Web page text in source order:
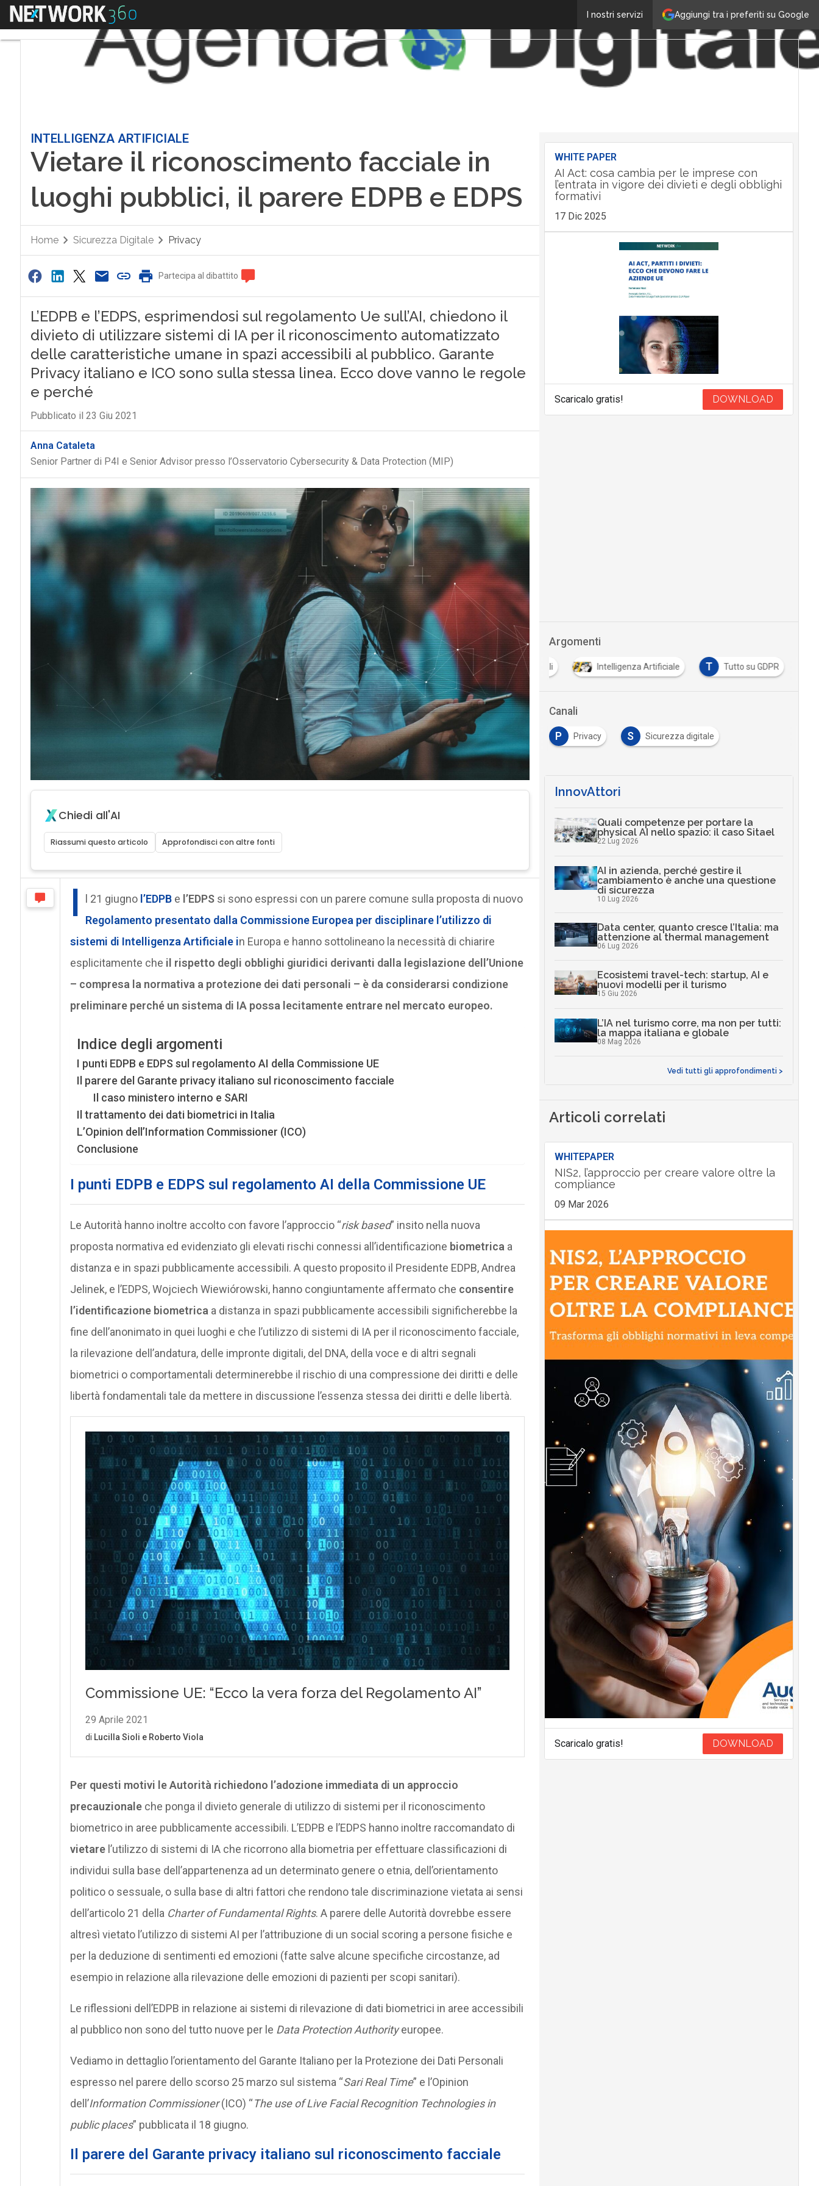
Aggiungi tra i preferiti su Google
I nostri servizi
Menu
INTELLIGENZA ARTIFICIALE
Vietare il riconoscimento facciale in
luoghi pubblici, il parere EDPB e EDPS
Home Sicurezza Digitale Privacy
Partecipa al dibattito
L’EDPB e l’EDPS, esprimendosi sul regolamento Ue sull’AI, chiedono il
divieto di utilizzare sistemi di IA per il riconoscimento automatizzato
delle caratteristiche umane in spazi accessibili al pubblico. Garante
Privacy italiano e ICO sono sulla stessa linea. Ecco dove vanno le regole
e perché
Pubblicato il 23 Giu 2021
Anna Cataleta
Senior Partner di P4I e Senior Advisor presso l’Osservatorio Cybersecurity & Data Protection (MIP)
Chiedi all'AI
Riassumi questo articolo Approfondisci con altre fonti
I l 21 giugno l’EDPBe l’EDPSsi sono espressi con un parere comune sulla proposta di nuovo
Regolamento presentato dalla Commissione Europea per disciplinare l’utilizzo di
sistemi di Intelligenza Artificiale in Europa e hanno sottolineano la necessità di chiarire
esplicitamente che il rispetto degli obblighi giuridici derivanti dalla legislazione dell’Unione
– compresa la normativa a protezione dei dati personali – è da considerarsi condizione
preliminare perché un sistema di IA possa lecitamente entrare nel mercato europeo.
Indice degli argomenti
I punti EDPB e EDPS sul regolamento AI della Commissione UE
Il parere del Garante privacy italiano sul riconoscimento facciale
Il caso ministero interno e SARI
Il trattamento dei dati biometrici in Italia
L’Opinion dell’Information Commissioner (ICO)
Conclusione
I punti EDPB e EDPS sul regolamento AI della Commissione UE
Le Autorità hanno inoltre accolto con favore l’approccio “risk based” insito nella nuova
proposta normativa ed evidenziato gli elevati rischi connessi all’identificazione biometrica a
distanza e in spazi pubblicamente accessibili. A questo proposito il Presidente EDPB, Andrea
Jelinek, e l’EDPS, Wojciech Wiewiórowski, hanno congiuntamente affermato che consentire
l’identificazione biometrica a distanza in spazi pubblicamente accessibili significherebbe la
fine dell’anonimato in quei luoghi e che l’utilizzo di sistemi di IA per il riconoscimento facciale,
la rilevazione dell’andatura, delle impronte digitali, del DNA, della voce e di altri segnali
biometrici o comportamentali determinerebbe il rischio di una compressione dei diritti e delle
libertà fondamentali tale da mettere in discussione l’essenza stessa dei diritti e delle libertà.
Per questi motivi le Autorità richiedono l’adozione immediata di un approccio
precauzionaleche ponga il divieto generale di utilizzo di sistemi per il riconoscimento
biometrico in aree pubblicamente accessibili. L’EDPB e l’EDPS hanno inoltre raccomandato di
vietarel’utilizzo di sistemi di IA che ricorrono alla biometria per effettuare classificazioni di
individui sulla base dell’appartenenza ad un determinato genere o etnia, dell’orientamento
politico o sessuale, o sulla base di altri fattori che rendono tale discriminazione vietata ai sensi
dell’articolo 21 della Charter of Fundamental Rights. A parere delle Autorità dovrebbe essere
altresì vietato l’utilizzo di sistemi AI per l’attribuzione di un social scoring a persone fisiche e
per la deduzione di sentimenti ed emozioni (fatte salve alcune specifiche circostanze, ad
esempio in relazione alla rilevazione delle emozioni di pazienti per scopi sanitari).
Le riflessioni dell’EDPB in relazione ai sistemi di rilevazione di dati biometrici in aree accessibili
al pubblico non sono del tutto nuove per le Data Protection Authorityeuropee.
Vediamo in dettaglio l’orientamento del Garante Italiano per la Protezione dei Dati Personali
espresso nel parere dello scorso 25 marzo sul sistema “Sari Real Time” e l’Opinion
dell’Information Commissioner(ICO) “The use of Live Facial Recognition Technologies in
public places” pubblicata il 18 giugno.
Il parere del Garante privacy italiano sul riconoscimento facciale
WHITE PAPER
AI Act: cosa cambia per le imprese con
l’entrata in vigore dei divieti e degli obblighi
formativi
17 Dic 2025
Scaricalo gratis! DOWNLOAD
Argomenti
D dati personali Intelligenza Artificiale T Tutto su GDPR
Canali
P Privacy S Sicurezza digitale
InnovAttori
Quali competenze per portare la
physical AI nello spazio: il caso Sitael
22 Lug 2026
AI in azienda, perché gestire il
cambiamento è anche una questione
di sicurezza
10 Lug 2026
Data center, quanto cresce l’Italia: ma
attenzione al thermal management
06 Lug 2026
Ecosistemi travel-tech: startup, AI e
nuovi modelli per il turismo
15 Giu 2026
L’IA nel turismo corre, ma non per tutti:
la mappa italiana e globale
08 Mag 2026
Vedi tutti gli approfondimenti >
Articoli correlati
WHITEPAPER
NIS2, l’approccio per creare valore oltre la
compliance
09 Mar 2026
Scaricalo gratis! DOWNLOAD